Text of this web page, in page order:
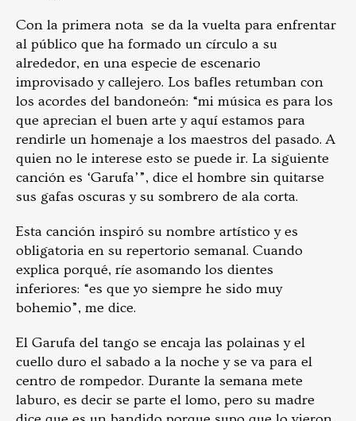
Con la primera nota se da la vuelta para enfrentar
al público que ha formado un círculo a su
alrededor, en una especie de escenario
improvisado y callejero. Los bafles retumban con
los acordes del bandoneón: “mi música es para los
que aprecian el buen arte y aquí estamos para
rendirle un homenaje a los maestros del pasado. A
quien no le interese esto se puede ir. La siguiente
canción es ‘Garufa’”, dice el hombre sin quitarse
sus gafas oscuras y su sombrero de ala corta.
Esta canción inspiró su nombre artístico y es
obligatoria en su repertorio semanal. Cuando
explica porqué, ríe asomando los dientes
inferiores: “es que yo siempre he sido muy
bohemio”, me dice.
El Garufa del tango se encaja las polainas y el
cuello duro el sabado a la noche y se va para el
centro de rompedor. Durante la semana mete
laburo, es decir se parte el lomo, pero su madre